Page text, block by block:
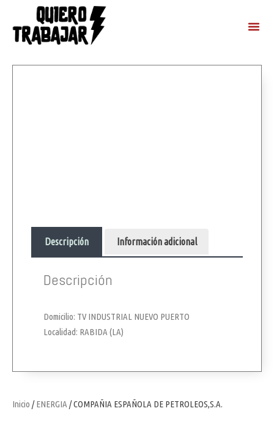
Inicio /ENERGIA / COMPAÑIA ESPAÑOLA DE PETROLEOS,S.A.
Descripción Información adicional
Descripción
Domicilio: TV INDUSTRIAL NUEVO PUERTO
Localidad: RABIDA (LA)